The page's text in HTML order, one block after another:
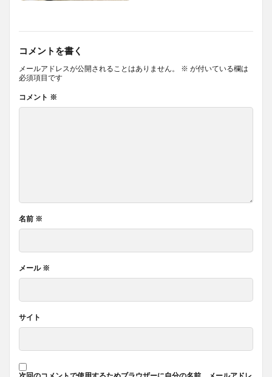
コメントを書く
メールアドレスが公開されることはありません。 ※ が付いている欄は
必須項目です
コメント ※
名前 ※
メール※
サイト